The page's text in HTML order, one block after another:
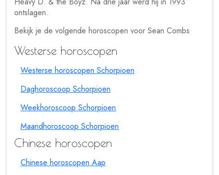
ontslagen.
Bekijk je de volgende horoscopen voor Sean Combs
Westerse horoscopen
Westerse horoscopen Schorpioen
Daghoroscoop Schorpioen
Weekhoroscoop Schorpioen
Maandhoroscoop Schorpioen
Chinese horoscopen
Chinese horoscopen Aap